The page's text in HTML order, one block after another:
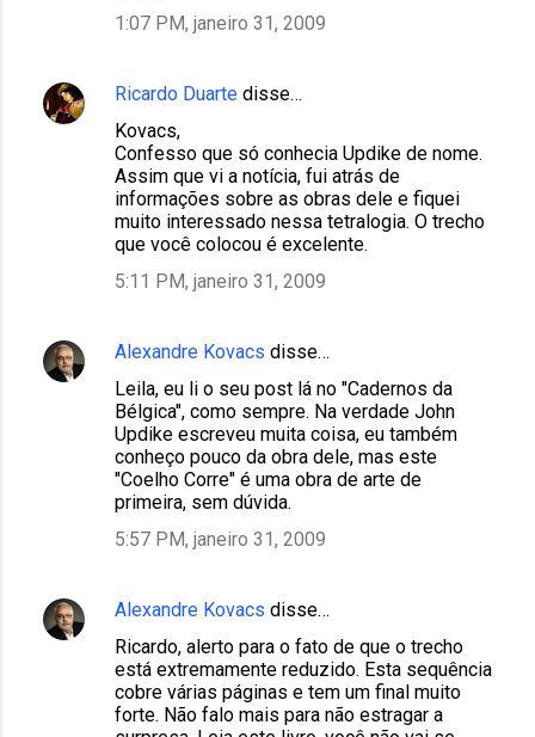
i
o
1:07 PM, janeiro 31, 2009
Ricardo Duarte disse…
Kovacs,
Confesso que só conhecia Updike de nome.
Assim que vi a notícia, fui atrás de
informações sobre as obras dele e fiquei
muito interessado nessa tetralogia. O trecho
que você colocou é excelente.
5:11 PM, janeiro 31, 2009
Alexandre Kovacs disse…
Leila, eu li o seu post lá no "Cadernos da
Bélgica", como sempre. Na verdade John
Updike escreveu muita coisa, eu também
conheço pouco da obra dele, mas este
"Coelho Corre" é uma obra de arte de
primeira, sem dúvida.
5:57 PM, janeiro 31, 2009
Alexandre Kovacs disse…
Ricardo, alerto para o fato de que o trecho
está extremamente reduzido. Esta sequência
cobre várias páginas e tem um final muito
forte. Não falo mais para não estragar a